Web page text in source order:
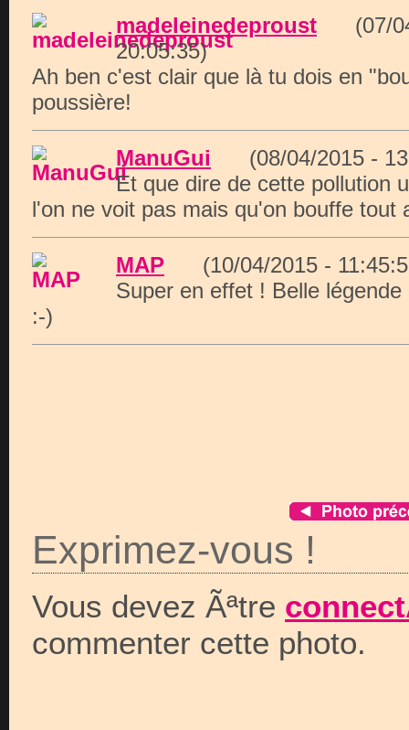
madeleinedeproust (07/
20:05:35)
Ah ben c'est clair que là tu dois en
poussière!
ManuGui (08/04/2015 -
Et que dire de cette pollution
l'on ne voit pas mais qu'on bouffe tout
MAP (10/04/2015 -
Super en effet ! Belle légende
:-)
Exprimez-vous !
Vous devez Ãªtre
commenter cette photo.